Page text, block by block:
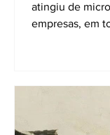
atingiu de
empresas, em